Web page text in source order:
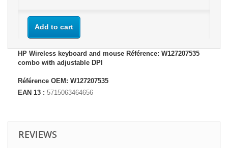
Add to cart
HP Wireless keyboard and mouse Référence: W127207535
combo with adjustable DPI
Référence OEM: W127207535
EAN 13 : 5715063464656
REVIEWS